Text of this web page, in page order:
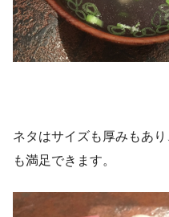
ネタはサイズも厚みもあ
も満足できます。